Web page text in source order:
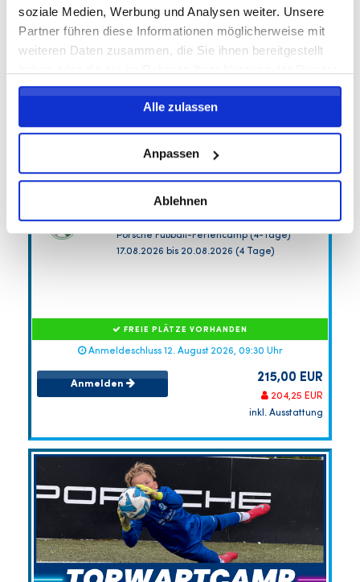
soziale Medien, Werbung und Analysen weiter. Unsere
Partner führen diese Informationen möglicherweise mit
weiteren Daten zusammen, die Sie ihnen bereitgestellt
gesammelt haben.
Alle zulassen
Anpassen
Ablehnen
Sommercamp SSV Zuffenhausen
SSV Zuffenhausen e.V.
Porsche Fußball-Feriencamp (4-Tage)
17.08.2026 bis 20.08.2026 (4 Tage)
FREIE PLÄTZE VORHANDEN
Anmeldeschluss 12. August 2026, 09:30 Uhr
Anmelden 215,00 EUR
204,25 EUR
inkl. Ausstattung